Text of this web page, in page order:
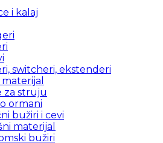
i kalaj
switcheri, ekstenderi
za struju
ormani
bužiri i cevi
materijal
bužiri